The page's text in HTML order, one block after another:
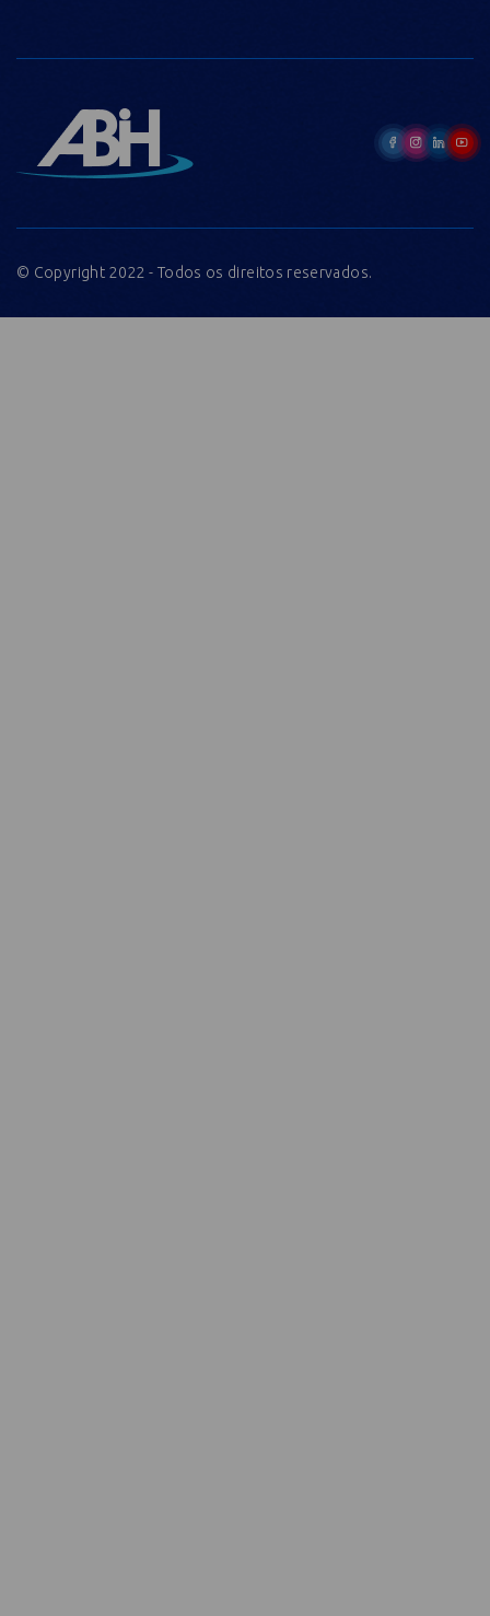
© Copyright 2022 - Todos os direitos reservados.